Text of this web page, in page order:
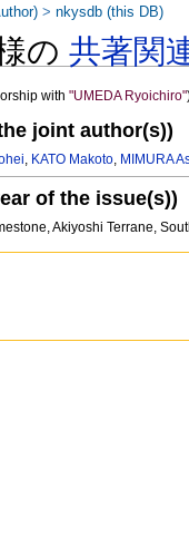
の共著関
with"UMEDA Ryoichiro"
joint author(s))
, KATO Makoto, MIMURA
of the issue(s))
Akiyoshi Terrane,
>nkysdb (this DB)